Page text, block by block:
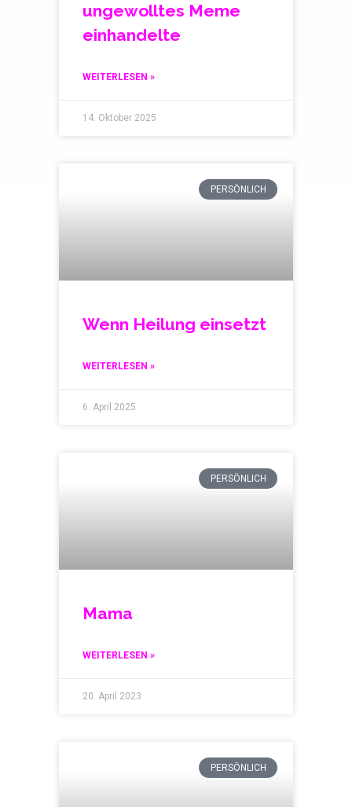
ungewolltes Meme
einhandelte
WEITERLESEN »
14. Oktober 2025
PERSÖNLICH
Wenn Heilung einsetzt
WEITERLESEN »
6. April 2025
PERSÖNLICH
Mama
WEITERLESEN »
20. April 2023
PERSÖNLICH